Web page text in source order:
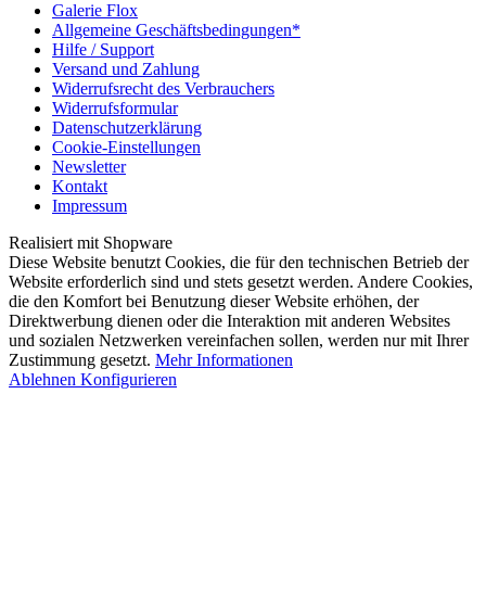
Galerie Flox
Allgemeine Geschäftsbedingungen*
Hilfe / Support
Versand und Zahlung
Widerrufsrecht des Verbrauchers
Widerrufsformular
Datenschutzerklärung
Cookie-Einstellungen
Newsletter
Kontakt
Impressum
Realisiert mit Shopware
Diese Website benutzt Cookies, die für den technischen Betrieb der
Website erforderlich sind und stets gesetzt werden. Andere Cookies,
die den Komfort bei Benutzung dieser Website erhöhen, der
Direktwerbung dienen oder die Interaktion mit anderen Websites
und sozialen Netzwerken vereinfachen sollen, werden nur mit Ihrer
Zustimmung gesetzt. Mehr Informationen
Ablehnen Konfigurieren